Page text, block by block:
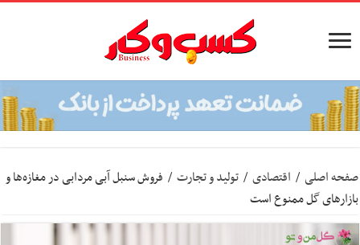
صفحه اصلی / اقتصادی / تولید و تجارت / فروش سنبل آبی مردابی در مغازه‌ها و
بازارهای گل ممنوع است